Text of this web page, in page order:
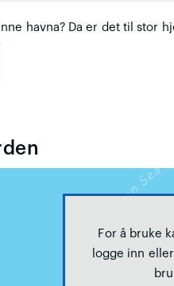
havna? Da er det til stor
For å bruke
logge inn